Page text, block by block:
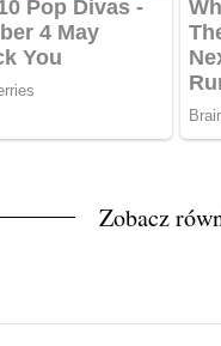
Zobacz